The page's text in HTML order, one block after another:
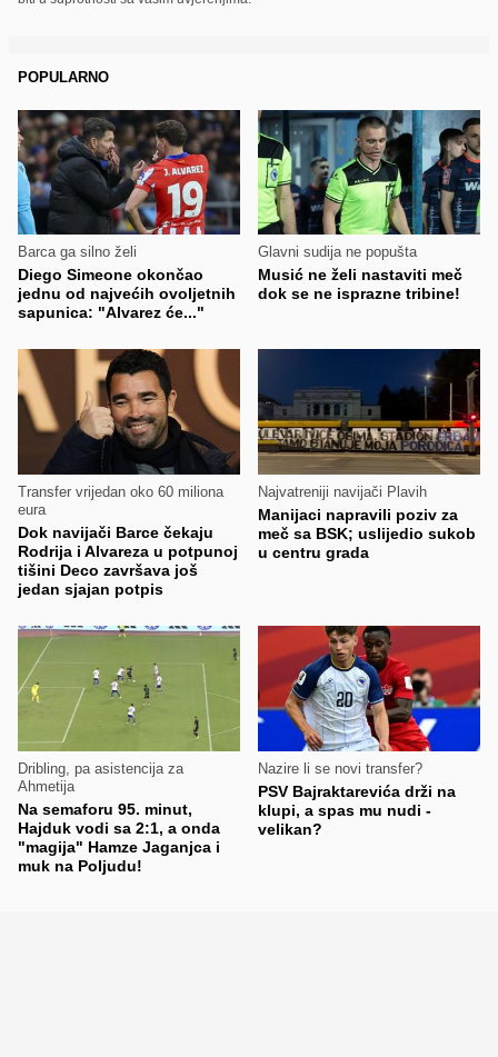
POPULARNO
Barca ga silno želi
Diego Simeone okončao
jednu od najvećih ovoljetnih
sapunica: "Alvarez će..."
Glavni sudija ne popušta
Musić ne želi nastaviti meč
dok se ne isprazne tribine!
Transfer vrijedan oko 60 miliona
eura
Dok navijači Barce čekaju
Rodrija i Alvareza u potpunoj
tišini Deco završava još
jedan sjajan potpis
Najvatreniji navijači Plavih
Manijaci napravili poziv za
meč sa BSK; uslijedio sukob
u centru grada
Dribling, pa asistencija za
Ahmetija
Na semaforu 95. minut,
Hajduk vodi sa 2:1, a onda
"magija" Hamze Jaganjca i
muk na Poljudu!
Nazire li se novi transfer?
PSV Bajraktarevića drži na
klupi, a spas mu nudi -
velikan?